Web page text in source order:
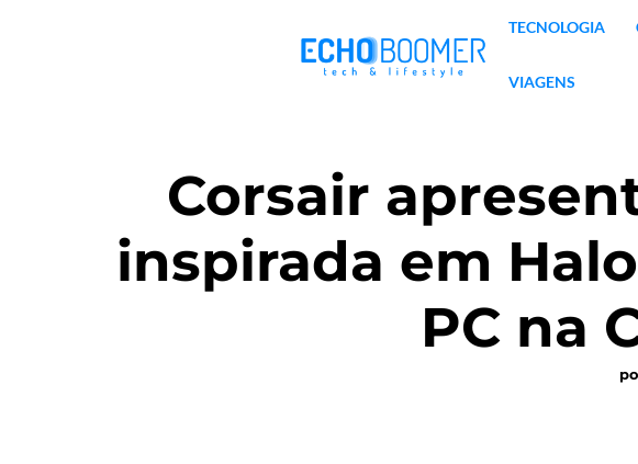
TECNOLOGIA
VIAGENS
Corsair
inspirada em
PC na